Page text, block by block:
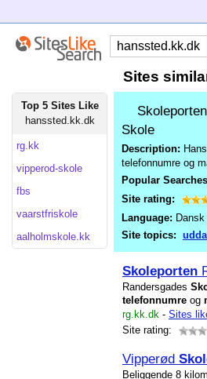
Sites
Top 5 Sites Like
hanssted.kk.dk
rg.kk
vipperod-skole
fbs
vaarstfriskole
aalholmskole.kk
Skole
Description:
telefonnumre og
Popular
Site rating:
Language: Dansk
Site topics:
Skoleporten
Randersgades
telefonnumre og
rg.kk.dk - Sites
Site rating:
Vipperød
Beliggende 8